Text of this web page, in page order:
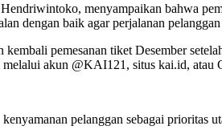
menyampaikan bahwa
dengan baik agar perjalanan
pemesanan tiket Desember
akun @KAI121, situs kai.id, atau
pelanggan sebagai prioritas